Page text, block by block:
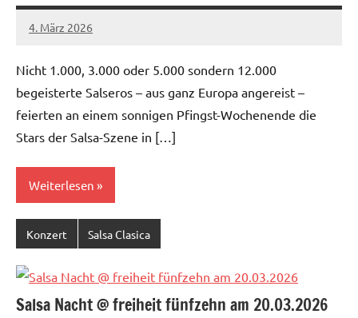
4. März 2026
Salsa-
Redaktion
Nicht 1.000, 3.000 oder 5.000 sondern 12.000
begeisterte Salseros – aus ganz Europa angereist –
feierten an einem sonnigen Pfingst-Wochenende die
Stars der Salsa-Szene in […]
Weiterlesen
Konzert Salsa Clasica
Salsa Nacht @ freiheit fünfzehn am 20.03.2026